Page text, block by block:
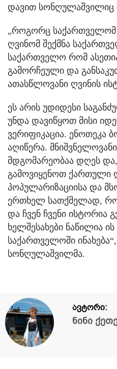
დავით სონღულაშვილიც
„როგორც საქართველომ
ღვინომ შექმნა
საქართველო რომ
გამორჩეული და
ათასწლოვანი ღვინის
ეს არის უდიდესი
უნდა დავიწყოთ მისი
ვერიფიკაცია. ენოთეკა
აღიწერა.
მდგომარეობაა დღეს და,
გამოვიყენოთ ქართული
პოპულარიზაციისა და
ერთხელ სათქმელად,
და ჩვენ ჩვენი ისტორია
ხელშესახები ნაწილია
საქართველოში
სონღულაშვილმა.
ავტორი:
ნინი